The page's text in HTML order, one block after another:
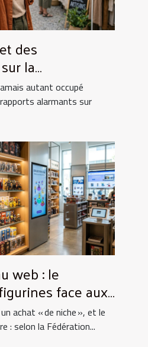
des
la
de la mode
autant occupé
alarmants sur
web : le
face aux
d’achat
achat « de niche », et le
: selon la Fédération...